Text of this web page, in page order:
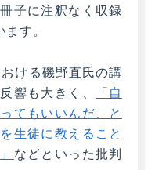
子に注釈なく収録
す。
ける磯野直氏の講
響も大きく、
「自
てもいいんだ、と
生徒に教えること
などといった批判